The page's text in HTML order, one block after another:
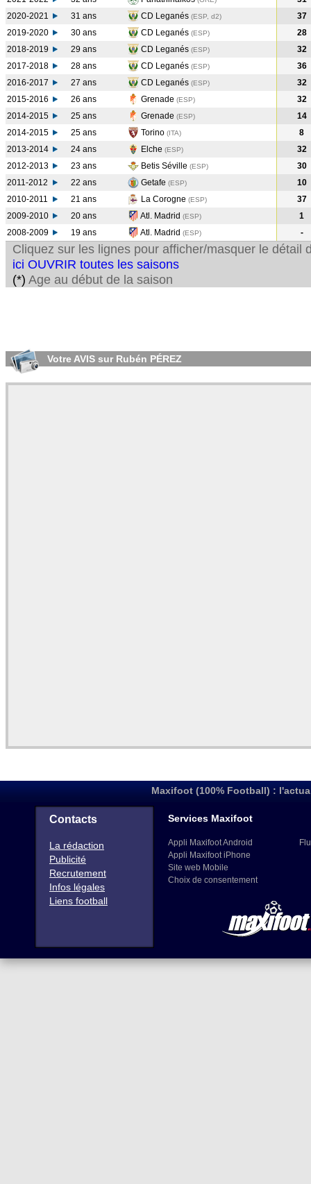
2020-2021
31 ans CD Leganés (ESP, d2)
37
2019-2020
30 ans CD Leganés (ESP)
28
2018-2019
29 ans CD Leganés (ESP)
32
2017-2018
28 ans CD Leganés (ESP)
36
2016-2017
27 ans CD Leganés (ESP)
32
2015-2016
26 ans Grenade (ESP)
32
2014-2015
25 ans Grenade (ESP)
14
2014-2015
25 ans Torino (ITA)
8
2013-2014
24 ans Elche (ESP)
32
2012-2013
23 ans Betis Séville (ESP)
30
2011-2012
22 ans Getafe (ESP)
10
2010-2011
21 ans La Corogne (ESP)
37
2009-2010
20 ans Atl. Madrid (ESP)
1
2008-2009
19 ans Atl. Madrid (ESP) -
Cliquez sur les lignes pour afficher/masquer le détail
ici OUVRIR toutes les saisons
(*) Age au début de la saison
Votre AVIS sur Rubén PÉREZ
Maxifoot (100% Football) :
Contacts
La rédaction
Publicité
Recrutement
Infos légales
Liens football
Services Maxifoot
Appli Maxifoot Android
Appli Maxifoot iPhone
Site web Mobile
Choix de consentement